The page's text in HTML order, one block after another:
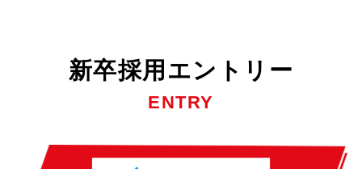
新卒採用エントリー
ENTRY